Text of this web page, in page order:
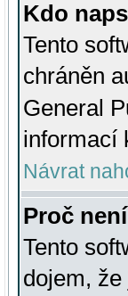
Kdo
Tento
chráněn
General
informací
Návrat
Proč
Tento
dojem,